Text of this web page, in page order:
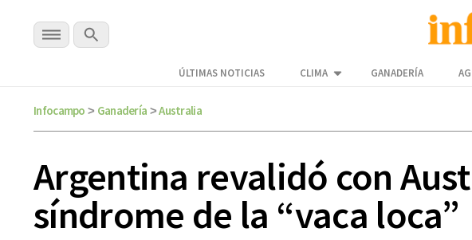
ÚLTIMAS NOTICIAS CLIMA GANADERÍA
Infocampo > Ganadería >Australia
Argentina revalidó con
síndrome de la “vaca loca”